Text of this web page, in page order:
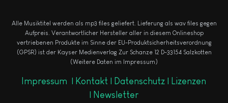
Alle Musiktitel werden als mp3 files geliefert. Lieferung als wav files gegen
Aufpreis. Verantwortlicher Hersteller aller in diesem Onlineshop
vertriebenen Produkte im Sinne der EU-Produktsicherheitsverordnung
(GPSR) ist der Kayser Medienverlag Zur Schanze 12 D-33154 Salzkotten
(Weitere Daten im Impressum)
Impressum Kontakt | Datenschutz |
Lizenzen
Newsletter